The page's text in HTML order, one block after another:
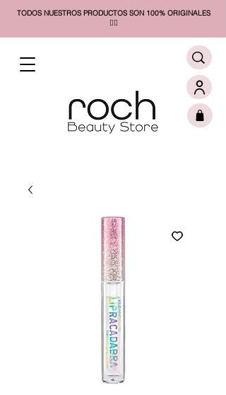
TODOS NUESTROS PRODUCTOS SON 100% ORIGINALES
❤️‍🔥​